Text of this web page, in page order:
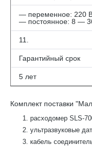
— переменное: 220
— постоянное: 8 —
11.
Гарантийный срок
5 лет
Комплект поставки
расходомер SLS-
ультразвуковые
кабель